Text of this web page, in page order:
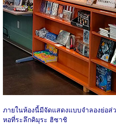
ภายในห้องนี้มีจัดแสดงแบบจำลองย่อส่
หอที่ระลึกคิมุระ ฮิซาชิ